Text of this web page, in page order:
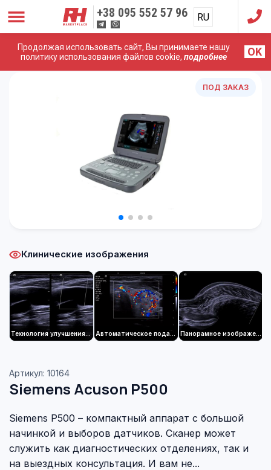
Продолжая использовать сайт, Вы принимаете нашу
политику использования файлов cookie, подробнее OK
+38 095 552 57 96 RU
UA
Главная/УЗИ Аппараты/Siemens (Acuson)/Siemens
Acuson P500
ПОД ЗАКАЗ
Клинические изображения
Автоматическое подавление цветных артефактов вспышки
Артикул: 10164
Siemens Acuson P500
Siemens P500 – компактный аппарат с большой
начинкой и выборов датчиков. Сканер может
служить как диагностических отделениях, так и
на выездных консультация. И вам не...